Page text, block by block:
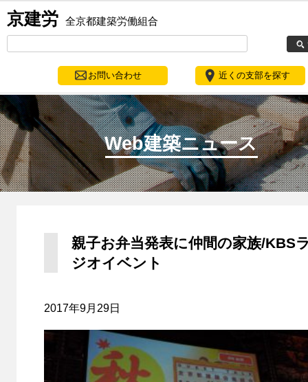
京建労 全京都建築労働組合
お問い合わせ 近くの支部を探す
Web建築ニュース
親子お弁当発表に仲間の家族/KBS
ジオイベント
2017年9月29日